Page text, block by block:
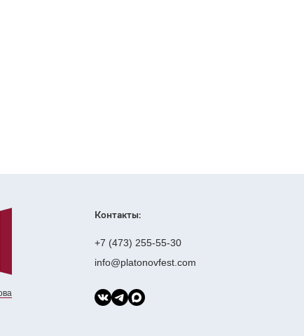
Контакты:
+7 (473) 255-55-30
info@platonovfest.com